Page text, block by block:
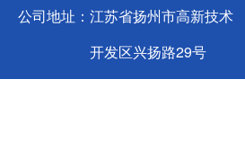
公司地址： 江苏省扬州市高新技术
开发区兴扬路29号